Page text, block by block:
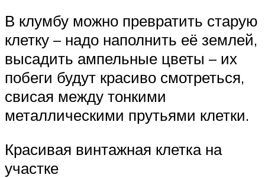
В клумбу можно превратить старую
клетку – надо наполнить её землей,
высадить ампельные цветы – их
побеги будут красиво смотреться,
свисая между тонкими
металлическими прутьями клетки.
Красивая винтажная клетка на
участке